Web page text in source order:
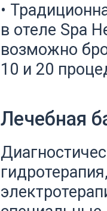
•
в отеле Spa
возможно
10 и 20
Лечебная